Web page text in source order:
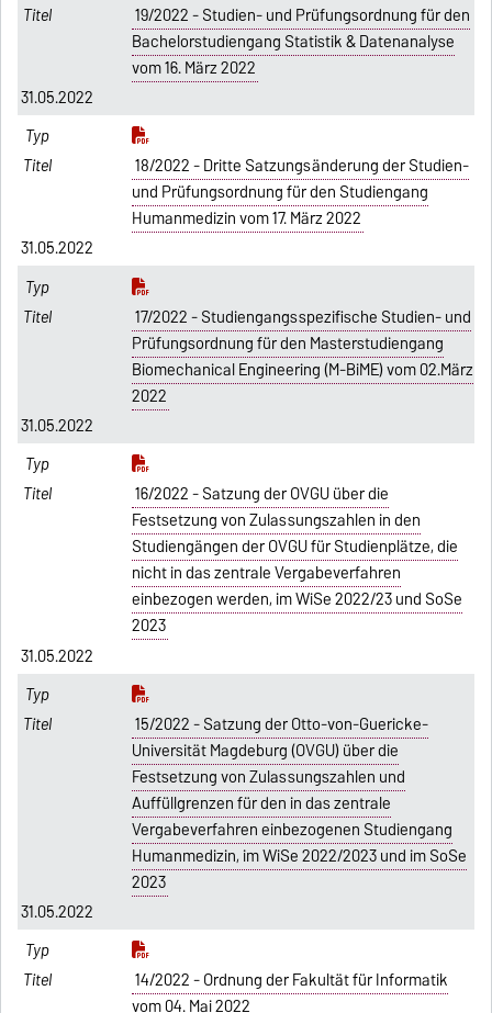
19/2022 - Studien- und Prüfungsordnung für den
Bachelorstudiengang Statistik & Datenanalyse
vom 16. März 2022
31.05.2022
18/2022 - Dritte Satzungsänderung der Studien-
und Prüfungsordnung für den Studiengang
Humanmedizin vom 17. März 2022
31.05.2022
17/2022 - Studiengangsspezifische Studien- und
Prüfungsordnung für den Masterstudiengang
Biomechanical Engineering (M-BiME) vom 02.März
2022
31.05.2022
16/2022 - Satzung der OVGU über die
Festsetzung von Zulassungszahlen in den
Studiengängen der OVGU für Studienplätze, die
nicht in das zentrale Vergabeverfahren
einbezogen werden, im WiSe 2022/23 und SoSe
2023
31.05.2022
15/2022 - Satzung der Otto-von-Guericke-
Universität Magdeburg (OVGU) über die
Festsetzung von Zulassungszahlen und
Auffüllgrenzen für den in das zentrale
Vergabeverfahren einbezogenen Studiengang
Humanmedizin, im WiSe 2022/2023 und im SoSe
2023
31.05.2022
14/2022 - Ordnung der Fakultät für Informatik
vom 04. Mai 2022